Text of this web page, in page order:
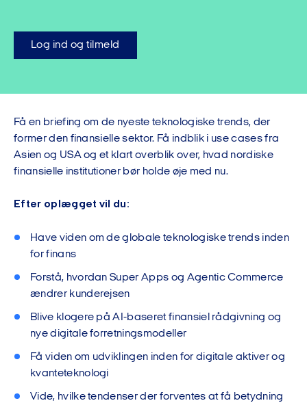
Log ind og tilmeld
Få en briefing om de nyeste teknologiske trends, der
former den finansielle sektor. Få indblik i use cases fra
Asien og USA og et klart overblik over, hvad nordiske
finansielle institutioner bør holde øje med nu.
Efter oplægget vil du:
Have viden om de globale teknologiske trends inden
for finans
Forstå, hvordan Super Apps og Agentic Commerce
ændrer kunderejsen
Blive klogere på AI-baseret finansiel rådgivning og
nye digitale forretningsmodeller
Få viden om udviklingen inden for digitale aktiver og
kvanteteknologi
Vide, hvilke tendenser der forventes at få betydning